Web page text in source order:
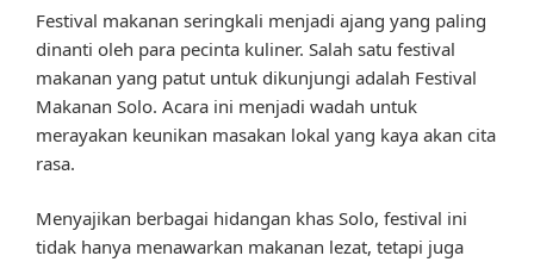
Festival makanan seringkali menjadi ajang yang paling
dinanti oleh para pecinta kuliner. Salah satu festival
makanan yang patut untuk dikunjungi adalah Festival
Makanan Solo. Acara ini menjadi wadah untuk
merayakan keunikan masakan lokal yang kaya akan cita
rasa.
Menyajikan berbagai hidangan khas Solo, festival ini
tidak hanya menawarkan makanan lezat, tetapi juga